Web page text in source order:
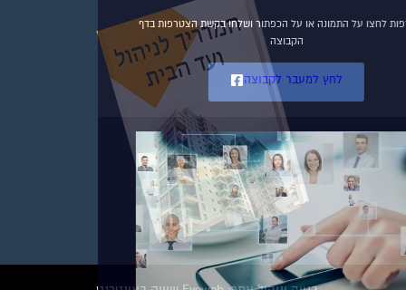
להצטרפות לחצו על התמונה או על הכפתור ושלחו בקשת הצטרפות בדף
הקבוצה
לחץ למעבר לקבוצה